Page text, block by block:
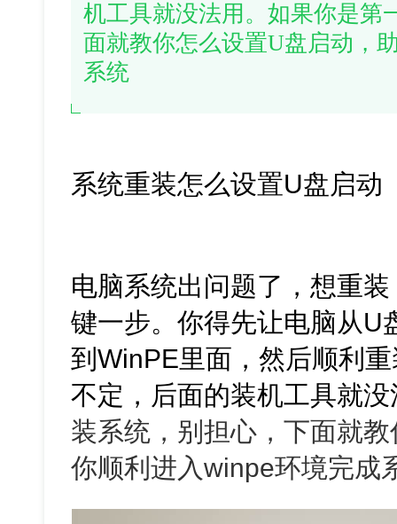
机工具就没法用。如果你是第
面就教你怎么设置U盘启动，
系统
系统重装怎么设置U盘启动
电脑系统出问题了，想重
键一步。你得先让电脑从U
到WinPE里面，然后顺利
不定，后面的装机工具就没
装系统，别担心，下面就
你顺利进入winpe环境完成